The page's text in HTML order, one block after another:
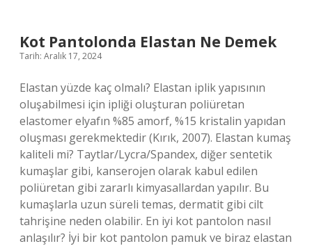
Kot Pantolonda Elastan Ne Demek
Tarih: Aralık 17, 2024
Elastan yüzde kaç olmalı? Elastan iplik yapısının
oluşabilmesi için ipliği oluşturan poliüretan
elastomer elyafın %85 amorf, %15 kristalin yapıdan
oluşması gerekmektedir (Kırık, 2007). Elastan kumaş
kaliteli mi? Taytlar/Lycra/Spandex, diğer sentetik
kumaşlar gibi, kanserojen olarak kabul edilen
poliüretan gibi zararlı kimyasallardan yapılır. Bu
kumaşlarla uzun süreli temas, dermatit gibi cilt
tahrişine neden olabilir. En iyi kot pantolon nasıl
anlaşılır? İyi bir kot pantolon pamuk ve biraz elastan